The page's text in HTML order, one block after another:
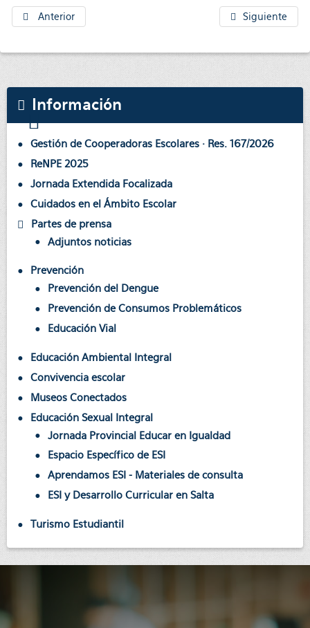
Anterior Siguiente
Información
Gestión de Cooperadoras Escolares · Res. 167/2026
ReNPE 2025
Jornada Extendida Focalizada
Cuidados en el Ámbito Escolar
Partes de prensa
Adjuntos noticias
Prevención
Prevención del Dengue
Prevención de Consumos Problemáticos
Educación Vial
Educación Ambiental Integral
Convivencia escolar
Museos Conectados
Educación Sexual Integral
Jornada Provincial Educar en Igualdad
Espacio Específico de ESI
Aprendamos ESI - Materiales de consulta
ESI y Desarrollo Curricular en Salta
Turismo Estudiantil